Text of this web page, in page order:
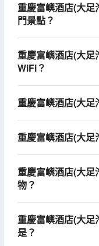
重慶富嶼酒店(大足
門景點？
重慶富嶼酒店(大足
WiFi？
重慶富嶼酒店(大足
重慶富嶼酒店(大足
重慶富嶼酒店(大足
物？
重慶富嶼酒店(大足
是？